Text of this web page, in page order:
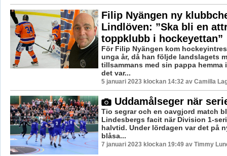
Filip Nyängen ny
Lindlöven: ”Ska bli en
toppklubb i hockeyettan”
För Filip Nyängen kom
unga år, då han följde landslagets
tillsammans med sin pappa hemma
det var...
5 januari 2023 klockan 14:32 av Camilla
Uddamålseger när
Tio segrar och en oavgjord match
Lindesbergs facit när Division 1-
halvtid. Under lördagen var det på
blåsa...
7 januari 2023 klockan 19:49 av Timmy